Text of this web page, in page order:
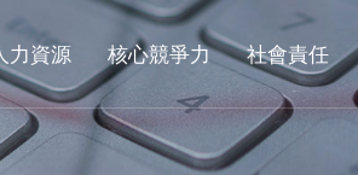
力資源 核心競爭力 社會責任